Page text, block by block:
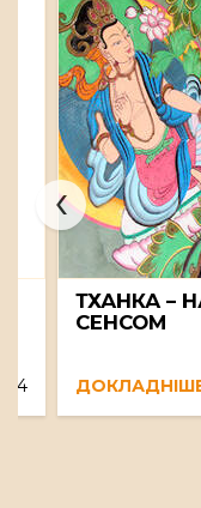
‹
ТХАНКА –
СЕНСОМ
ДОКЛАДНІШЕ